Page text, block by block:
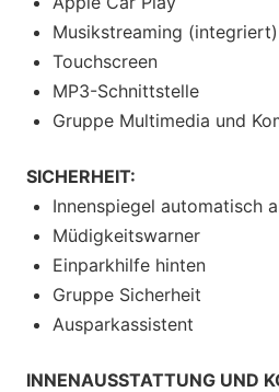
Musikstreaming (integriert)
Touchscreen
MP3-Schnittstelle
Gruppe Multimedia und
SICHERHEIT:
Innenspiegel automatisch
Müdigkeitswarner
Einparkhilfe hinten
Gruppe Sicherheit
Ausparkassistent
INNENAUSSTATTUNG UND